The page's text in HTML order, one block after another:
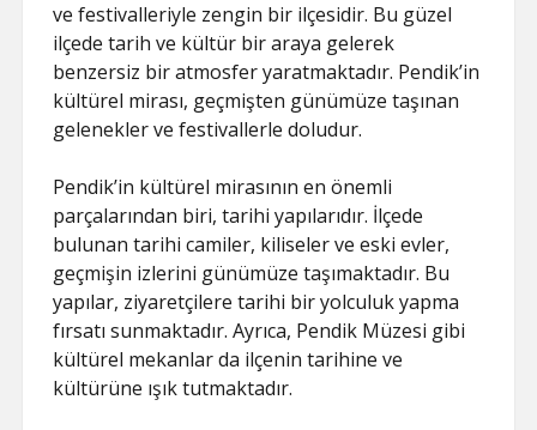
ve festivalleriyle zengin bir ilçesidir. Bu güzel
ilçede tarih ve kültür bir araya gelerek
benzersiz bir atmosfer yaratmaktadır. Pendik’in
kültürel mirası, geçmişten günümüze taşınan
gelenekler ve festivallerle doludur.
Pendik’in kültürel mirasının en önemli
parçalarından biri, tarihi yapılarıdır. İlçede
bulunan tarihi camiler, kiliseler ve eski evler,
geçmişin izlerini günümüze taşımaktadır. Bu
yapılar, ziyaretçilere tarihi bir yolculuk yapma
fırsatı sunmaktadır. Ayrıca, Pendik Müzesi gibi
kültürel mekanlar da ilçenin tarihine ve
kültürüne ışık tutmaktadır.